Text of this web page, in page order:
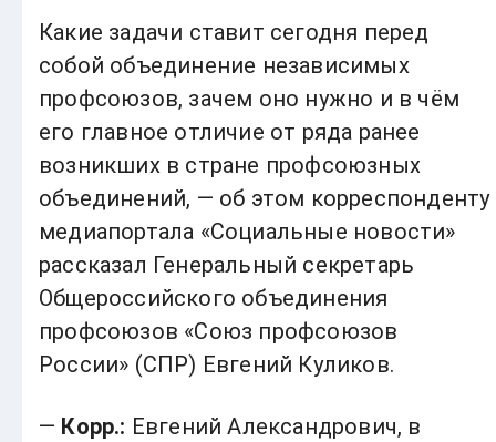
Какие задачи ставит сегодня перед
собой объединение независимых
профсоюзов, зачем оно нужно и в чём
его главное отличие от ряда ранее
возникших в стране профсоюзных
объединений, — об этом корреспонденту
медиапортала «Социальные новости»
рассказал Генеральный секретарь
Общероссийского объединения
профсоюзов «Союз профсоюзов
России» (СПР) Евгений Куликов.
— Корр.: Евгений Александрович, в